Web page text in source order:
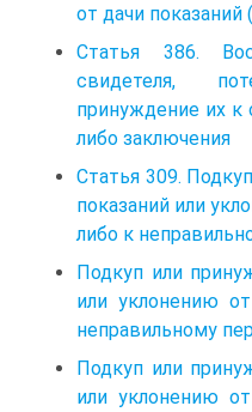
от дачи показаний
Статья 386.
свидетеля,
принуждение их к
либо заключения
Статья 309.
показаний или
либо к
Подкуп или
или уклонению
неправильному
Подкуп или
или уклонению